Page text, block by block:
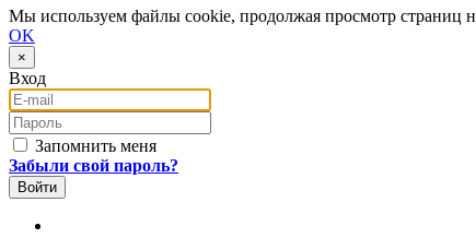
Мы используем файлы cookie, продолжая просмотр страниц
OK
×
Вход
E-mail
Пароль
Запомнить меня
Забыли свой пароль?